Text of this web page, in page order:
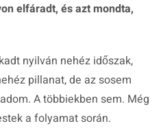
elfáradt, és azt mondta,
nyilván nehéz időszak,
pillanat, de az sosem
A többiekben sem. Még
a folyamat során.